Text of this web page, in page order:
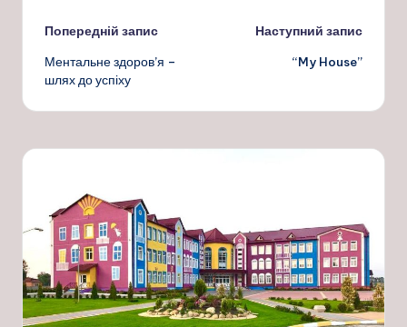
Навігація
по
запису
Попередній запис
Ментальне здоров’я –
шлях до успіху
Наступний запис
“My House”